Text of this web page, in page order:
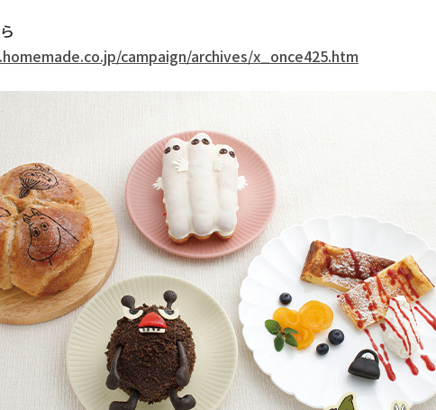
campaign/archives/x_once425.htm